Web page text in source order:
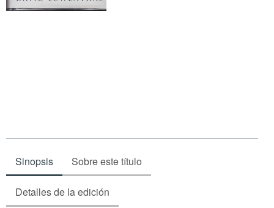
Sinopsis Sobre este título
Detalles de la edición